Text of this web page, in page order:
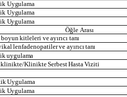
Uygulama
Uygulama
Uygulama
Öğle Arası
boyunkitleleri veayırıcı tanı
lenfadenopatilerve ayırıcıtanı
uygulama
KlinikteSerbestHasta Viziti
Uygulama
Uygulama